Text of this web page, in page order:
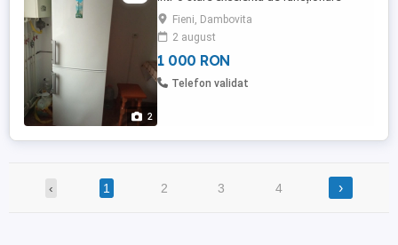
2
Fieni, Dambovita
2 august
1 000 RON
Telefon validat
‹ 1 2 3 4 ›